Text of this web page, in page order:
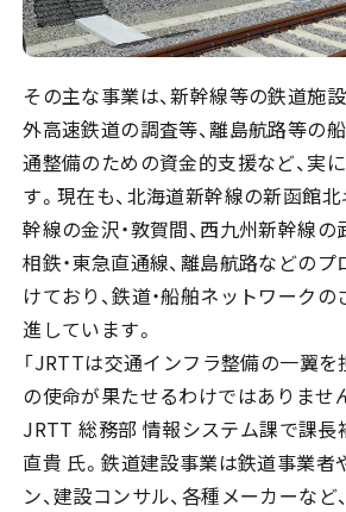
その主な事業は、新幹線等の鉄道施
外高速鉄道の調査等、離島航路等の
通整備のための資金的支援など、実
す。現在も、北海道新幹線の新函館北
幹線の金沢・敦賀間、西九州新幹線の
相鉄・東急直通線、離島航路などの
けており、鉄道・船舶ネットワーク
進しています。
「JRTTは交通インフラ整備の一翼を
の使命が果たせるわけではありません
JRTT 総務部 情報システム課で課長
直貴 氏。鉄道建設事業は鉄道事業者
ン、建設コンサル、各種メーカーな